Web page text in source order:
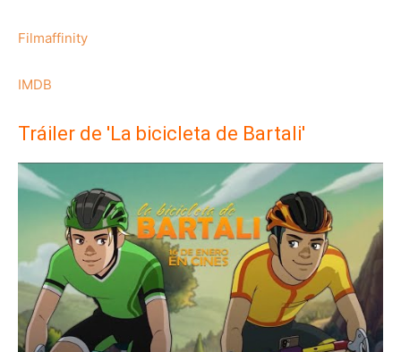
Filmaffinity
IMDB
Tráiler de 'La bicicleta de Bartali'